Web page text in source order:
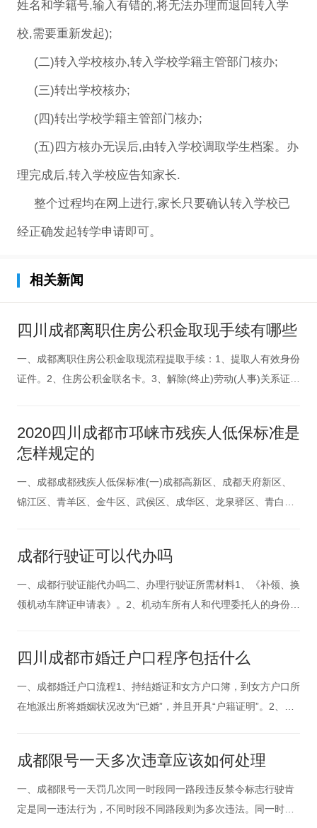
姓名和学籍号,输入有错的,将无法办理而退回转入学
校,需要重新发起);
(二)转入学校核办,转入学校学籍主管部门核办;
(三)转出学校核办;
(四)转出学校学籍主管部门核办;
(五)四方核办无误后,由转入学校调取学生档案。办
理完成后,转入学校应告知家长.
整个过程均在网上进行,家长只要确认转入学校已
经正确发起转学申请即可。
相关新闻
四川成都离职住房公积金取现手续有哪些
一、成都离职住房公积金取现流程提取手续：1、提取人有效身份
证件。2、住房公积金联名卡。3、解除(终止)劳动(人事)关系证
封存了那恭喜你，他会要你签一份承诺书，即两年内不以离职条
件再次提取
2020四川成都市邛崃市残疾人低保标准是
怎样规定的
一、成都成都残疾人低保标准(一)成都高新区、成都天府新区、
锦江区、青羊区、金牛区、武侯区、成华区、龙泉驿区、青白江
堂县、新津县、大邑县和蒲江县最低生活保障标准为月人均560
元。二、成
成都行驶证可以代办吗
一、成都行驶证能代办吗二、办理行驶证所需材料1、《补领、换
领机动车牌证申请表》。2、机动车所有人和代理委托人的身份证
回。5、补领机动车行驶证的，还需提交机动车标准照片。6、外
地户口需带暂
四川成都市婚迁户口程序包括什么
一、成都婚迁户口流程1、持结婚证和女方户口簿，到女方户口所
在地派出所将婚姻状况改为“已婚”，并且开具“户籍证明”。2、持
审批后，可以网上迁移，也可以拿“户口准迁证明”到女方派出所
把户口
成都限号一天多次违章应该如何处理
一、成都限号一天罚几次同一时段同一路段违反禁令标志行驶肯
定是同一违法行为，不同时段不同路段则为多次违法。同一时段